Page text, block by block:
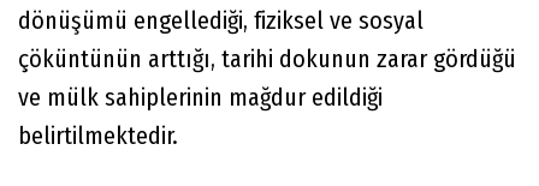
dönüşümü engellediği, fiziksel ve sosyal
çöküntünün arttığı, tarihi dokunun zarar gördüğü
ve mülk sahiplerinin mağdur edildiği
belirtilmektedir.